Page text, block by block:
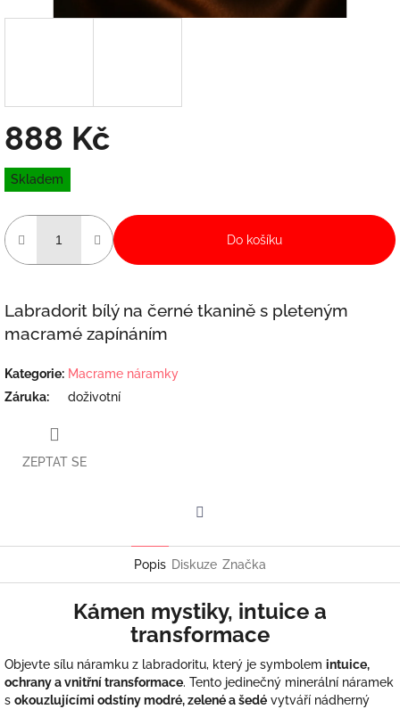
888 Kč
Měrná
cena:
Skladem
Do košíku
Labradorit bílý na černé tkanině s pleteným
macramé zapínáním
Kategorie: Macrame náramky
Záruka: doživotní
ZEPTAT SE
Popis Diskuze Značka
Kámen mystiky, intuice a
transformace
Objevte sílu náramku z labradoritu, který je symbolem intuice,
ochrany a vnitřní transformace. Tento jedinečný minerální náramek
s okouzlujícími odstíny modré, zelené a šedé vytváří nádherný